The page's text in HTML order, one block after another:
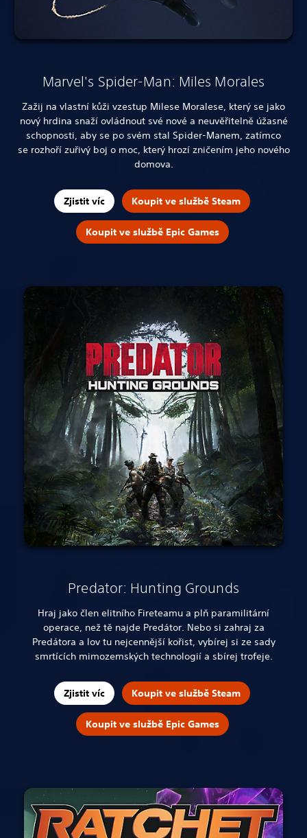
Marvel's Spider-Man: Miles Morales
Zažij na vlastní kůži vzestup Milese Moralese, který se jako
nový hrdina snaží ovládnout své nové a neuvěřitelně úžasné
schopnosti, aby se po svém stal Spider-Manem, zatímco
se rozhoří zuřivý boj o moc, který hrozí zničením jeho nového
domova.
Zjistit víc Koupit ve službě Steam
Koupit ve službě Epic Games
Predator: Hunting Grounds
Hraj jako člen elitního Fireteamu a plň paramilitární
operace, než tě najde Predátor. Nebo si zahraj za
Predátora a lov tu nejcennější kořist, vybírej si ze sady
smrtících mimozemských technologií a sbírej trofeje.
Zjistit víc Koupit ve službě Steam
Koupit ve službě Epic Games